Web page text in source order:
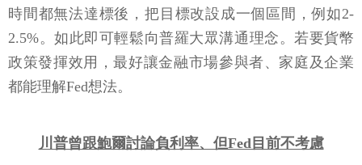
時間都無法達標後，把目標改設成一個區間，例如2-
2.5%。如此即可輕鬆向普羅大眾溝通理念。若要貨幣
政策發揮效用，最好讓金融市場參與者、家庭及企業
都能理解Fed想法。
川普曾跟鮑爾討論負利率、但Fed目前不考慮